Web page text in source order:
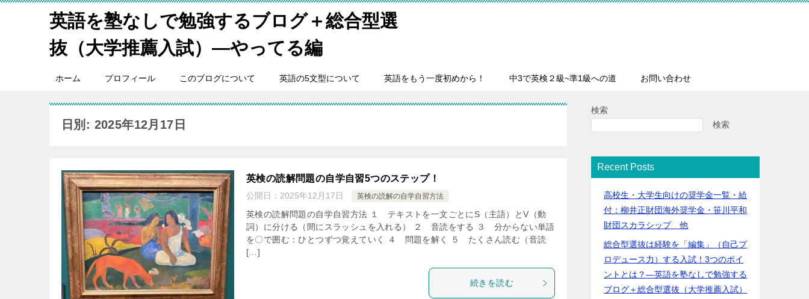
英語を塾なしで勉強するブログ＋総合型選
抜（大学推薦入試）―やってる編
ホーム プロフィール このブログについて 英語の5文型について 英語をもう一度初めから！ 中3で英検２級~準1級への道 お問い合わせ
日別: 2025年12月17日
英検の読解問題の自学自習5つのステップ！
公開日： 2025年12月17日 英検の読解の自学自習方法
英検の読解問題の自学自習方法 １ テキストを一文ごとにS（主語）とV（動
詞）に分ける（間にスラッシュを入れる） ​２ 音読をする ３ 分からない単語
を〇で囲む：ひとつずつ覚えていく ４ 問題を解く ５ たくさん読む（音読
[…]
続きを読む
検索
検索
Recent Posts
高校生・大学生向けの奨学金一覧・給
付：柳井正財団海外奨学金・笹川平和
財団スカラシップ 他
総合型選抜は経験を「編集」（自己プ
ロデュース力）する入試！3つのポイ
ントとは？―英語を塾なしで勉強する
ブログ＋総合型選抜（大学推薦入試）